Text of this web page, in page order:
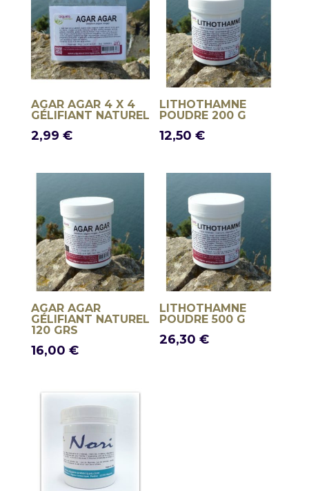
AGAR AGAR 4 X 4
GÉLIFIANT NATUREL
2,99 €
LITHOTHAMNE
POUDRE 200 G
12,50€
AGAR AGAR
GÉLIFIANT NATUREL
120 GRS
16,00 €
LITHOTHAMNE
POUDRE 500 G
26,30€